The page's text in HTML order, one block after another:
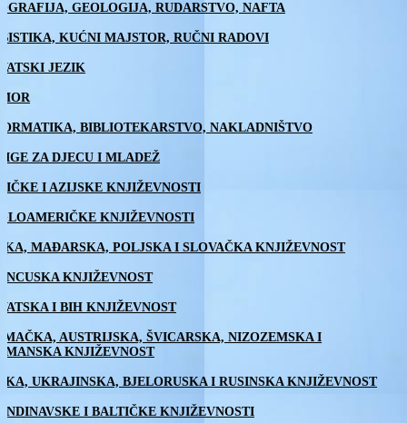
GEOLOGIJA, RUDARSTVO, NAFTA
KUĆNI MAJSTOR, RUČNI RADOVI
JEZIK
BIBLIOTEKARSTVO, NAKLADNIŠTVO
ZA DJECU I MLADEŽ
I AZIJSKE KNJIŽEVNOSTI
KNJIŽEVNOSTI
MAĐARSKA, POLJSKA I SLOVAČKA KNJIŽEVNOST
KNJIŽEVNOST
I BIH KNJIŽEVNOST
AUSTRIJSKA, ŠVICARSKA, NIZOZEMSKA I
KNJIŽEVNOST
UKRAJINSKA, BJELORUSKA I RUSINSKA KNJIŽEVNOST
I BALTIČKE KNJIŽEVNOSTI